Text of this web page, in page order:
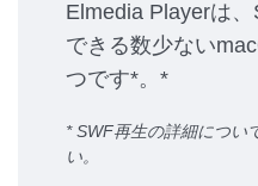
Elmedia Playerは
できる数少ない
つです*。*
* SWF再生の詳細につい
い。